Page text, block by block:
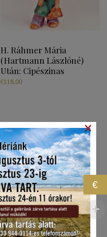
H. Ráhmer Mária
(Hartmann Lászlóné)
Után: Cipészinas
€118,00
Harmonikázó Hölgy
€
×